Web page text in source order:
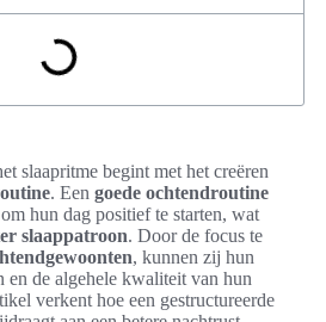
slaapritme begint met het creëren
. Een goede ochtendroutine
hun dag positief te starten, wat
slaappatroon. Door de focus te
, kunnen zij hun
en de algehele kwaliteit van hun
verkent hoe een gestructureerde